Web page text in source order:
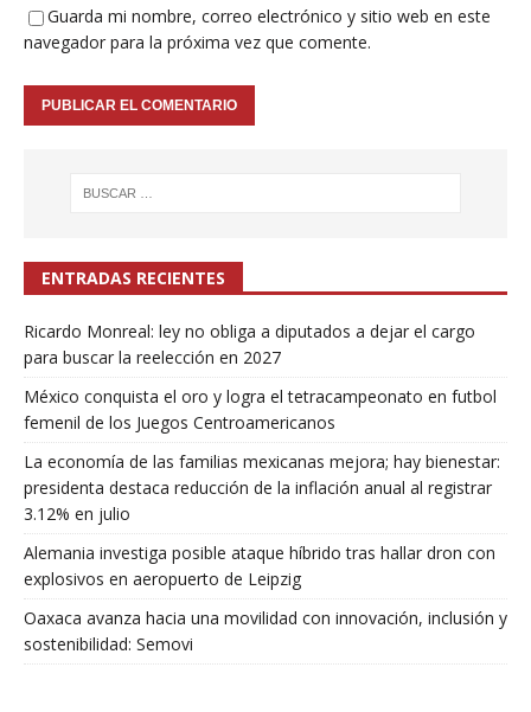
Guarda mi nombre, correo electrónico y sitio web en este
navegador para la próxima vez que comente.
ENTRADAS RECIENTES
Ricardo Monreal: ley no obliga a diputados a dejar el cargo
para buscar la reelección en 2027
México conquista el oro y logra el tetracampeonato en futbol
femenil de los Juegos Centroamericanos
La economía de las familias mexicanas mejora; hay bienestar:
presidenta destaca reducción de la inflación anual al registrar
3.12% en julio
Alemania investiga posible ataque híbrido tras hallar dron con
explosivos en aeropuerto de Leipzig
Oaxaca avanza hacia una movilidad con innovación, inclusión y
sostenibilidad: Semovi